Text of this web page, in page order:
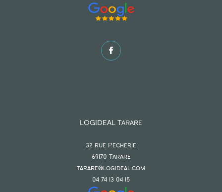
LOGIDEAL Tarare
32 rue Pecherie
69170 tarare
tarare@logideal.com
04 74 13 04 15